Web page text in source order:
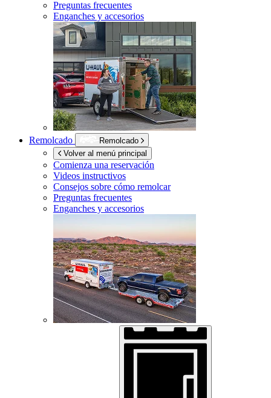
Preguntas frecuentes
Enganches y accesorios
Remolcado
Remolcado
Volver al menú principal
Comienza una reservación
Videos instructivos
Consejos sobre cómo remolcar
Preguntas frecuentes
Enganches y accesorios